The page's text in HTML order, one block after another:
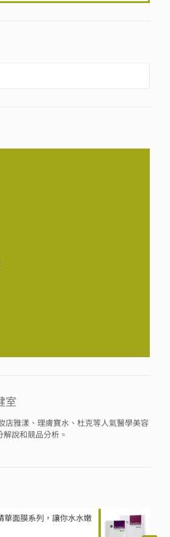
室
店雅漾、理膚寶水、杜克等人氣醫學美容
說和競品分析。
華面膜系列，讓你水水嫩